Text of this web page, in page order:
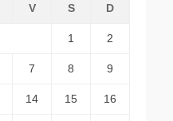
V S D
1 2
7 8 9
14 15 16